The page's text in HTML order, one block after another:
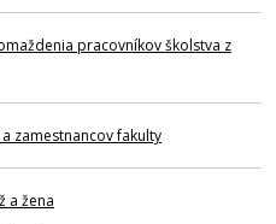
pracovníkov školstva z
zamestnancov fakulty
a žena